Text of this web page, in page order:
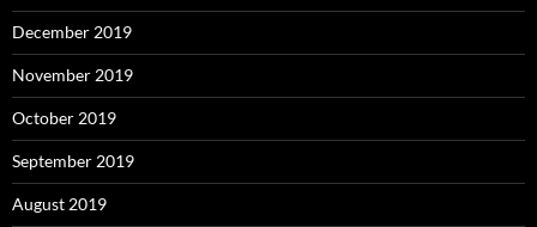
December 2019
November 2019
October 2019
September 2019
August 2019